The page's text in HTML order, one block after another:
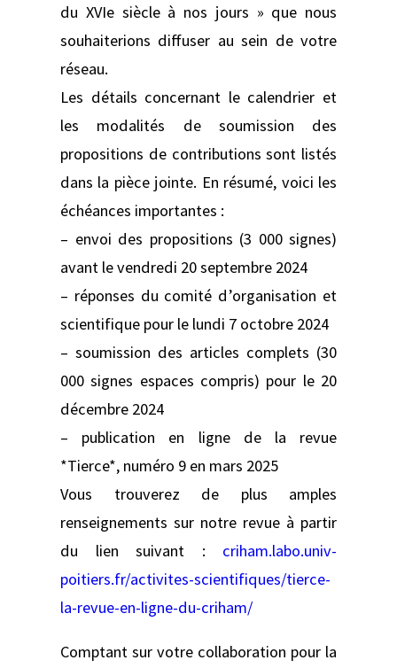
du XVIe siècle à nos jours » que nous
souhaiterions diffuser au sein de votre
réseau.
Les détails concernant le calendrier et
les modalités de soumission des
propositions de contributions sont listés
dans la pièce jointe. En résumé, voici les
échéances importantes :
– envoi des propositions (3 000 signes)
avant le vendredi 20 septembre 2024
– réponses du comité d’organisation et
scientifique pour le lundi 7 octobre 2024
– soumission des articles complets (30
000 signes espaces compris) pour le 20
décembre 2024
– publication en ligne de la revue
*Tierce*, numéro 9 en mars 2025
Vous trouverez de plus amples
renseignements sur notre revue à partir
du lien suivant : criham.labo.univ-
poitiers.fr/activites-scientifiques/tierce-
la-revue-en-ligne-du-criham/
Comptant sur votre collaboration pour la